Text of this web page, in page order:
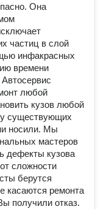
Она
частиц в слой
инфакрасных
времени
любой
кузов любой
существующих
носили. Мы
мастеров
дефекты кузова
сложности
берутся
касаются ремонта
получили отказ.